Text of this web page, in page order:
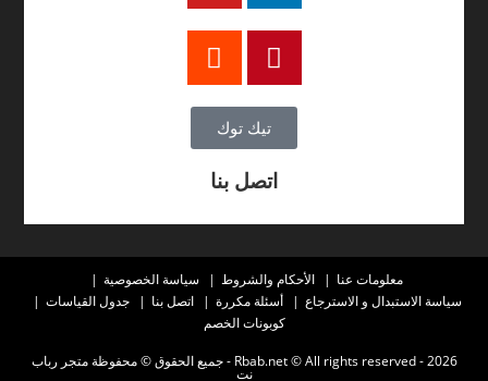
تيك توك
اتصل بنا
معلومات عنا الأحكام والشروط
سياسة الخصوصية
سياسة الاستبدال و الاسترجاع
أسئلة مكررة اتصل بنا
جدول القياسات
كوبونات الخصم
2026 - Rbab.net © All rights reserved - جميع الحقوق © محفوظة متجر رباب
نت